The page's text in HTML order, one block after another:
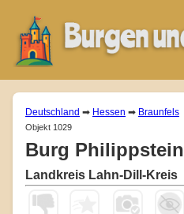
Deutschland ➡ Hessen ➡ Braunfels
Objekt 1029
Burg Philippstein
Landkreis Lahn-Dill-Kreis